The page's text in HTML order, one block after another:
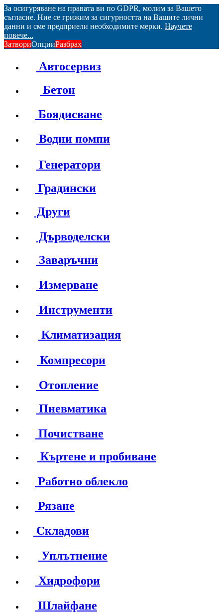
За осигуряване на правата ви по GDPR, молим за Вашето
съгласие. Ние се грижим за сигурността на Вашите лични
данни и сме предприели необходимите мерки. Научете
повече...
ЗатвориОпцииРазбрах
Автосервиз
Бетон
Боядисване
Водни помпи
Генератори
Градински
Други
Дърводелски
Заваръчни
Измерване
Инструменти
Климатизация
Компресори
Отопление
Пневматика
Почистване
Къртене и пробиване
Работно облекло
Рязане
Складови
Уплътнение
Хидрофори
Шлайфане